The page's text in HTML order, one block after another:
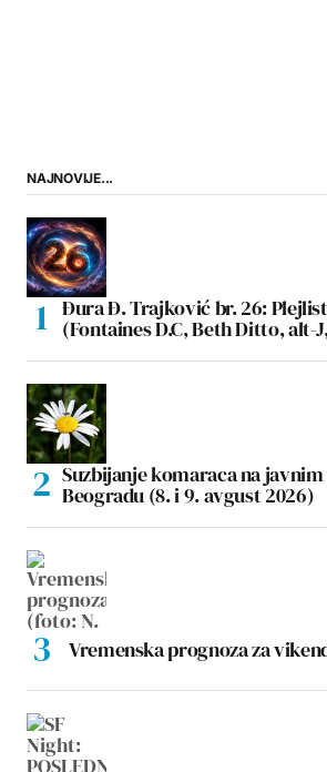
NAJNOVIJE...
Đura Đ. Trajković br. 26:
(Fontaines D.C, Beth Ditto, alt-
Suzbijanje komaraca na
Beogradu (8. i 9. avgust 2026)
Vremenska prognoza za